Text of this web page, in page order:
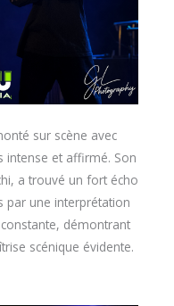
sur scène avec
intense et affirmé. Son
a trouvé un fort écho
par une interprétation
démontrant
scénique évidente.